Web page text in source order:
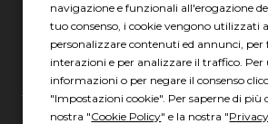
Scopri gli orari
navigazione e funzionali all'erogazione
tuo consenso, i cookie vengono utilizzati
personalizzare contenuti ed annunci, per
interazioni e per analizzare il traffico. Per
informazioni o per negare il consenso
"Impostazioni cookie". Per saperne di più
nostra "Cookie Policy" e la nostra "